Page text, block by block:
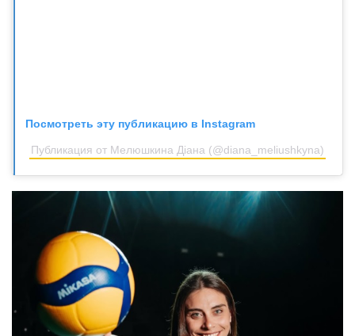
Посмотреть эту публикацию в Instagram
Публикация от Мелюшкина Діана (@diana_meliushkyna)